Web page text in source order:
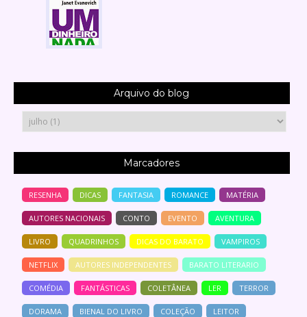
Arquivo do blog
Marcadores
RESENHA DICAS FANTASIA ROMANCE MATÉRIA
AUTORES NACIONAIS CONTO EVENTO AVENTURA
LIVRO QUADRINHOS DICAS DO BARATO VAMPIROS
NETFLIX AUTORES INDEPENDENTES BARATO LITERARIO
COMÉDIA FANTÁSTICAS COLETÂNEA LER TERROR
DORAMA BIENAL DO LIVRO COLEÇÃO LEITOR